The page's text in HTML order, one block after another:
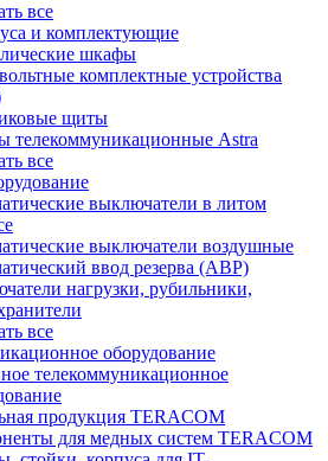
все
и комплектующие
шкафы
комплектные устройства
щиты
телекоммуникационные Astra
все
выключатели в литом
выключатели воздушные
ввод резерва (АВР)
нагрузки, рубильники,
все
оборудование
телекоммуникационное
продукция TERACOM
для медных систем TERACOM